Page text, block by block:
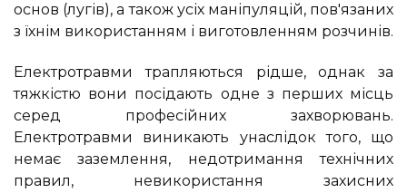
основ (лугів), а також усіх маніпуляцій, пов'язаних
з їхнім використанням і виготовленням розчинів.
Електротравми трапляються рідше, однак за
тяжкістю вони посідають одне з перших місць
серед професійних захворювань.
Електротравми виникають унаслідок того, що
немає заземлення, недотримання технічних
правил, невикористання захисних